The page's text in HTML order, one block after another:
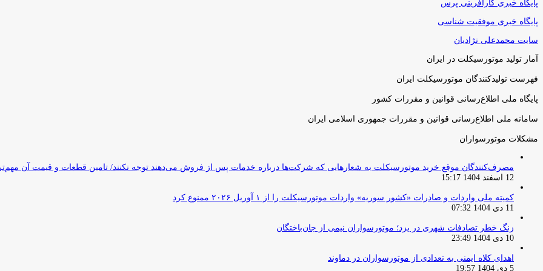
پایگاه خبری کارآفرینی پرس
پایگاه خبری موفقیت شناسی
سایت محمدعلی نژادیان
آمار تولید موتورسیکلت در ایران
فهرست تولیدکنندگان موتورسیکلت ایران
پایگاه ملی اطلاع‌رسانی قوانین و مقررات کشور
سامانه ملی اطلاع‌رسانی قوانین و مقررات جمهوری اسلامی ایران
مشکلات موتورسواران
مصرف‌کنندگان موقع خرید موتورسیکلت به شعارهایی که شرکت‌ها درباره خدمات پس از فروش می‌دهند توجه نکنند/ تامین قطعات و قیمت آن
12 اسفند 1404 15:17
کمیته ملی واردات و صادرات «کشور سوریه» واردات موتورسیکلت را از ۱ آوریل ۲۰۲۶ ممنوع کرد
11 دی 1404 07:32
زنگ خطر تصادفات شهری در یزد؛ موتورسواران نیمی از جان‌باختگان
10 دی 1404 23:49
اهدای کلاه ایمنی به تعدادی از موتورسواران در دماوند
5 دی 1404 19:57